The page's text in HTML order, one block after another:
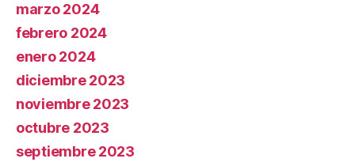
marzo 2024
febrero 2024
enero 2024
diciembre 2023
noviembre 2023
octubre 2023
septiembre 2023